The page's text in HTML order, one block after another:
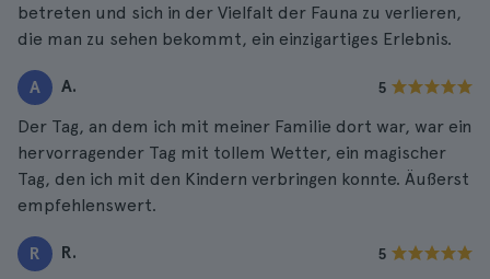
betreten und sich in der Vielfalt der Fauna zu verlieren,
die man zu sehen bekommt, ein einzigartiges Erlebnis.
A A. 5
Der Tag, an dem ich mit meiner Familie dort war, war ein
hervorragender Tag mit tollem Wetter, ein magischer
Tag, den ich mit den Kindern verbringen konnte. Äußerst
empfehlenswert.
R R. 5